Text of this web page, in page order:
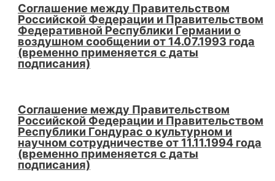
Соглашение между Правительством
Российской Федерации и Правительством
Федеративной Республики Германии о
воздушном сообщении от 14.07.1993 года
(временно применяется с даты
подписания)
Соглашение между Правительством
Российской Федерации и Правительством
Республики Гондурас о культурном и
научном сотрудничестве от 11.11.1994 года
(временно применяется с даты
подписания)